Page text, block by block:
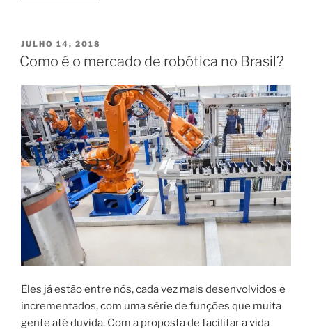
automação
industrial”
PUBLICADO
EM
JULHO 14, 2018
Como é o mercado de robótica no Brasil?
Eles já estão entre nós, cada vez mais desenvolvidos e
incrementados, com uma série de funções que muita
gente até duvida. Com a proposta de facilitar a vida